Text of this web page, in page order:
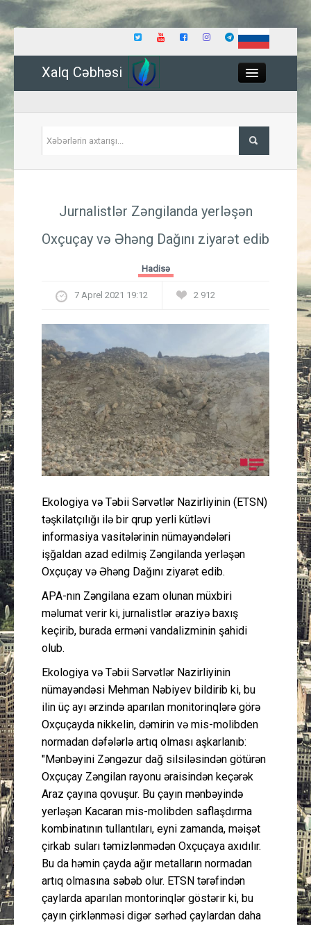
Xalq Cəbhəsi
İqtisadiyyat
Güney Azərbaycan
Mədəniyyət
Müsahibə
İdman
Layihə
Gündəm
Cəmiyyət
Peşə etikası
Əlaqə
Jurnalistlər Zəngilanda yerləşən
Oxçuçay və Əhəng Dağını ziyarət edib
Hadisə
7 Aprel 2021 19:12 2 912
Ekologiya və Təbii Sərvətlər Nazirliyinin (ETSN)
təşkilatçılığı ilə bir qrup yerli kütləvi
informasiya vasitələrinin nümayəndələri
işğaldan azad edilmiş Zəngilanda yerləşən
Oxçuçay və Əhəng Dağını ziyarət edib.
APA-nın Zəngilana ezam olunan müxbiri
məlumat verir ki, jurnalistlər əraziyə baxış
keçirib, burada erməni vandalizminin şahidi
olub.
Ekologiya və Təbii Sərvətlər Nazirliyinin
nümayəndəsi Mehman Nəbiyev bildirib ki, bu
ilin üç ayı ərzində aparılan monitorinqlərə görə
Oxçuçayda nikkelin, dəmirin və mis-molibden
normadan dəfələrlə artıq olması aşkarlanıb:
"Mənbəyini Zəngəzur dağ silsiləsindən götürən
Oxçuçay Zəngilan rayonu əraisindən keçərək
Araz çayına qovuşur. Bu çayın mənbəyində
yerləşən Kacaran mis-molibden saflaşdırma
kombinatının tullantıları, eyni zamanda, məişət
çirkab suları təmizlənmədən Oxçuçaya axıdılır.
Bu da həmin çayda ağır metalların normadan
artıq olmasına səbəb olur. ETSN tərəfindən
çaylarda aparılan montorinqlər göstərir ki, bu
çayın çirklənməsi digər sərhəd çaylardan daha